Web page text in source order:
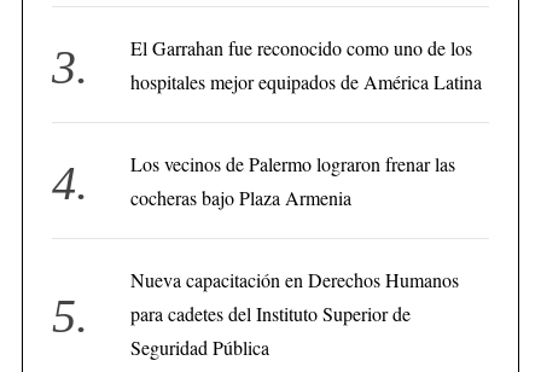
El Garrahan fue reconocido como uno de los
hospitales mejor equipados de América Latina
Los vecinos de Palermo lograron frenar las
cocheras bajo Plaza Armenia
Nueva capacitación en Derechos Humanos
para cadetes del Instituto Superior de
Seguridad Pública